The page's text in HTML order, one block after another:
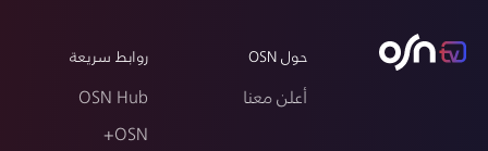
حول OSN
أعلن معنا
روابط سريعة
OSN Hub
OSN+